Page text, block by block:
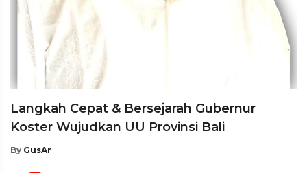
Langkah Cepat & Bersejarah Gubernur
Koster Wujudkan UU Provinsi Bali
By GusAr